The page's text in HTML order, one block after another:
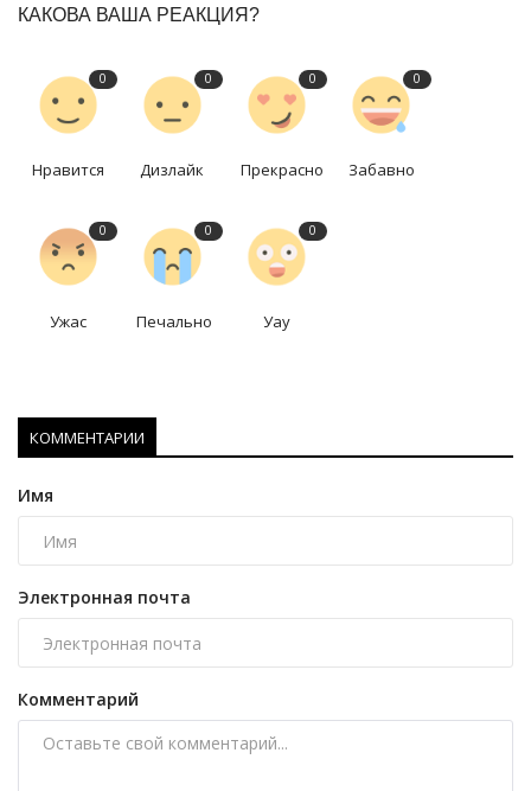
КАКОВА ВАША РЕАКЦИЯ?
0
Нравится
0
Дизлайк
0
Прекрасно
0
Забавно
0
Ужас
0
Печально
0
Уау
КОММЕНТАРИИ
Имя
Электронная почта
Комментарий